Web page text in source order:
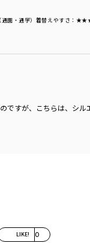
園・通学） 着替えやすさ ：
ですが、こちらは、シ
LIKE! 0